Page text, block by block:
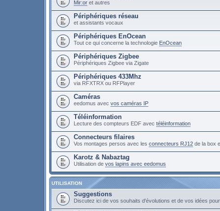
Mir:or et autres
Périphériques réseau
et assistants vocaux
Périphériques EnOcean
Tout ce qui concerne la technologie EnOcean
Périphériques Zigbee
Périphériques Zigbee via Zigate
Périphériques 433Mhz
via RFXTRX ou RFPlayer
Caméras
eedomus avec vos caméras IP
Téléinformation
Lecture des compteurs EDF avec téléinformation
Connecteurs filaires
Vos montages persos avec les connecteurs RJ12 de la box
Karotz & Nabaztag
Utilisation de vos lapins avec eedomus
UTILISATION
Suggestions
Discutez ici de vos souhaits d'évolutions et de vos idées